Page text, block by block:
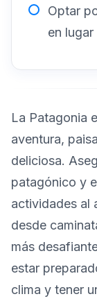
Optar
en
La Patagonia
aventura,
deliciosa.
patagónico y
actividades al
desde
más
estar
clima y tener